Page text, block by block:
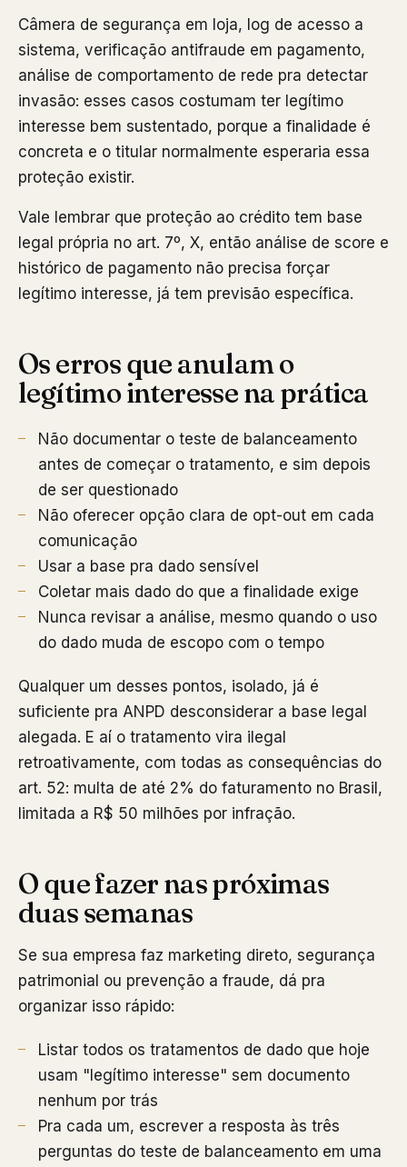
Câmera de segurança em loja, log de acesso a
sistema, verificação antifraude em pagamento,
análise de comportamento de rede pra detectar
invasão: esses casos costumam ter legítimo
interesse bem sustentado, porque a finalidade é
concreta e o titular normalmente esperaria essa
proteção existir.
Vale lembrar que proteção ao crédito tem base
legal própria no art. 7º, X, então análise de score e
histórico de pagamento não precisa forçar
legítimo interesse, já tem previsão específica.
Os erros que anulam o
legítimo interesse na prática
Não documentar o teste de balanceamento
antes de começar o tratamento, e sim depois
de ser questionado
Não oferecer opção clara de opt-out em cada
comunicação
Usar a base pra dado sensível
Coletar mais dado do que a finalidade exige
Nunca revisar a análise, mesmo quando o uso
do dado muda de escopo com o tempo
Qualquer um desses pontos, isolado, já é
suficiente pra ANPD desconsiderar a base legal
alegada. E aí o tratamento vira ilegal
retroativamente, com todas as consequências do
art. 52: multa de até 2% do faturamento no Brasil,
limitada a R$ 50 milhões por infração.
O que fazer nas próximas
duas semanas
Se sua empresa faz marketing direto, segurança
patrimonial ou prevenção a fraude, dá pra
organizar isso rápido:
Listar todos os tratamentos de dado que hoje
usam "legítimo interesse" sem documento
nenhum por trás
Pra cada um, escrever a resposta às três
perguntas do teste de balanceamento em uma